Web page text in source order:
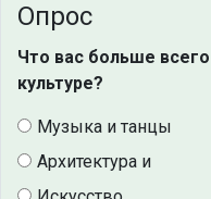
Опрос
Что вас больше
культуре?
Музыка и танцы
Архитектура и